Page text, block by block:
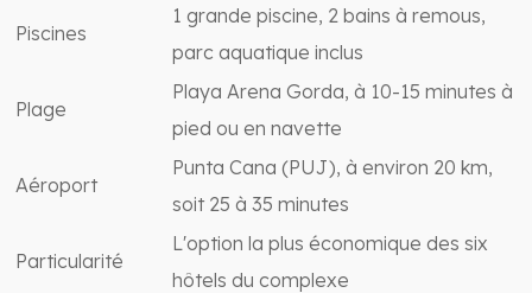
Piscines
1 grande piscine, 2 bains à remous,
parc aquatique inclus
Plage
Playa Arena Gorda, à 10-15 minutes à
pied ou en navette
Aéroport
Punta Cana (PUJ), à environ 20 km,
soit 25 à 35 minutes
Particularité
L'option la plus économique des six
hôtels du complexe